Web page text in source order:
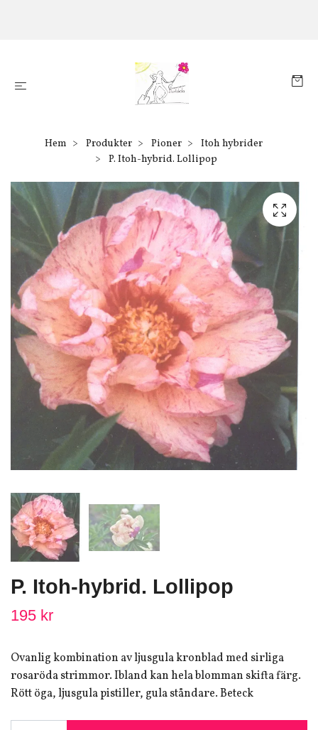
Hem Produkter Pioner
Itoh hybrider
P. Itoh-hybrid. Lollipop
P. Itoh-hybrid. Lollipop
195 kr
Ovanlig kombination av ljusgula kronblad med sirliga
rosaröda strimmor. Ibland kan hela blomman skifta färg.
Rött öga, ljusgula pistiller, gula ståndare. Beteck